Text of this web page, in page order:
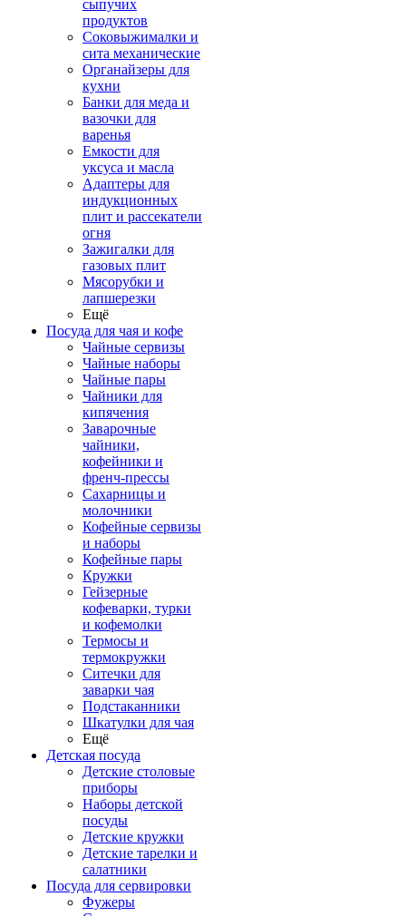
сыпучих
продуктов
Соковыжималки и
сита механические
Органайзеры для
кухни
Банки для меда и
вазочки для
варенья
Емкости для
уксуса и масла
Адаптеры для
индукционных
плит и рассекатели
огня
Зажигалки для
газовых плит
Мясорубки и
лапшерезки
Ещё
Посуда для чая и кофе
Чайные сервизы
Чайные наборы
Чайные пары
Чайники для
кипячения
Заварочные
чайники,
кофейники и
френч-прессы
Сахарницы и
молочники
Кофейные сервизы
и наборы
Кофейные пары
Кружки
Гейзерные
кофеварки, турки
и кофемолки
Термосы и
термокружки
Ситечки для
заварки чая
Подстаканники
Шкатулки для чая
Ещё
Детская посуда
Детские столовые
приборы
Наборы детской
посуды
Детские кружки
Детские тарелки и
салатники
Посуда для сервировки
Фужеры